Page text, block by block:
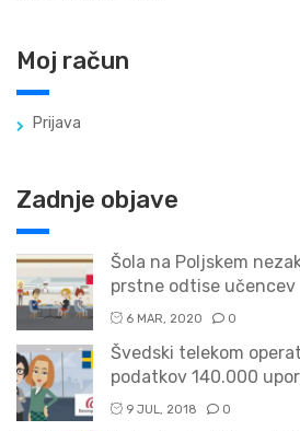
Moj račun
Prijava
Zadnje objave
Šola na Poljskem
prstne odtise učencev
6 MAR, 2020 0
Švedski telekom
podatkov 140.000
9 JUL, 2018 0